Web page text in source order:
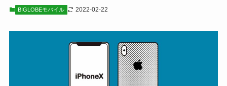
BIGLOBEモバイル 2022-02-22